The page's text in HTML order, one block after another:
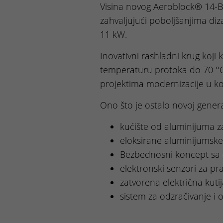
Visina novog Aeroblock® 14-
zahvaljujući poboljšanjima
11 kW.
Inovativni rashladni krug koji
temperaturu protoka do 70
projektima modernizacije u
Ono što je ostalo novoj
kućište od aluminijuma
eloksirane
Bezbednosni koncept
elektronski senzori za
zatvorena električna
sistem za odzračivanje i